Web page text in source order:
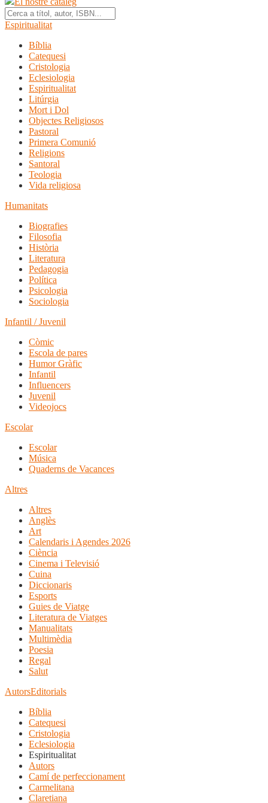
Espiritualitat
Bíblia
Catequesi
Cristologia
Eclesiologia
Espiritualitat
Litúrgia
Mort i Dol
Objectes Religiosos
Pastoral
Primera Comunió
Religions
Santoral
Teologia
Vida religiosa
Humanitats
Biografies
Filosofia
Història
Literatura
Pedagogia
Política
Psicologia
Sociologia
Infantil / Juvenil
Còmic
Escola de pares
Humor Gràfic
Infantil
Influencers
Juvenil
Videojocs
Escolar
Escolar
Música
Quaderns de Vacances
Altres
Altres
Anglès
Art
Calendaris i Agendes 2026
Ciència
Cinema i Televisió
Cuina
Diccionaris
Esports
Guies de Viatge
Literatura de Viatges
Manualitats
Multimèdia
Poesia
Regal
Salut
AutorsEditorials
Bíblia
Catequesi
Cristologia
Eclesiologia
Espiritualitat
Autors
Camí de perfeccionament
Carmelitana
Claretiana